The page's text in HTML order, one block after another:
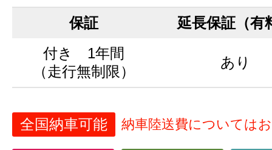
保証
延長保証（有
付き 1年間
（走行無制限）
あり
全国納車可能 納車陸送費については